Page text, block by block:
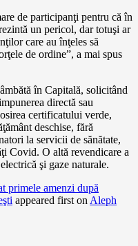
de participanţi pentru că în
un pericol, dar totuşi ar
care au înţeles să
de ordine”, a mai spus
în Capitală, solicitând
directă sau
certificatului verde,
deschise, fără
la servicii de sănătate,
Covid. O altă revendicare a
şi gaze naturale.
primele amenzi după
appeared first on Aleph